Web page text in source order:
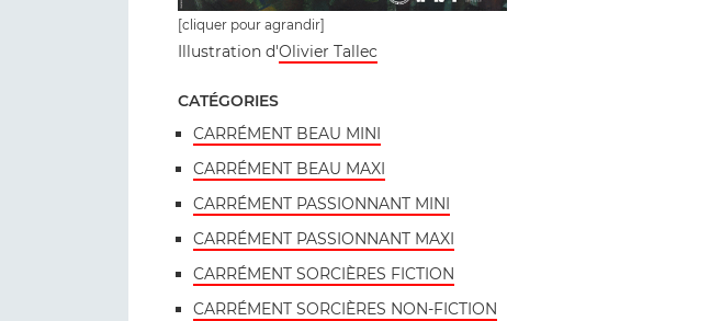
[cliquer pour agrandir]
Illustration d'Olivier Tallec
CATÉGORIES
CARRÉMENT BEAU MINI
CARRÉMENT BEAU MAXI
CARRÉMENT PASSIONNANT MINI
CARRÉMENT PASSIONNANT MAXI
CARRÉMENT SORCIÈRES FICTION
CARRÉMENT SORCIÈRES NON-FICTION